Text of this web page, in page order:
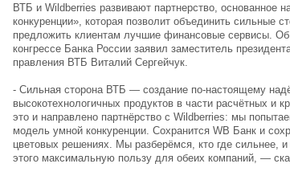
ВТБ и Wildberries развивают партнерство, основанное
конкуренции», которая позволит объединить сильные
предложить клиентам лучшие финансовые сервисы.
конгрессе Банка России заявил заместитель
правления ВТБ Виталий Сергейчук.
- Сильная сторона ВТБ — создание по-настоящему
высокотехнологичных продуктов в части расчётных и
это и направлено партнёрство с Wildberries: мы
модель умной конкуренции. Сохранится WB Банк и
цветовых решениях. Мы разберёмся, кто где сильнее,
этого максимальную пользу для обеих компаний, —